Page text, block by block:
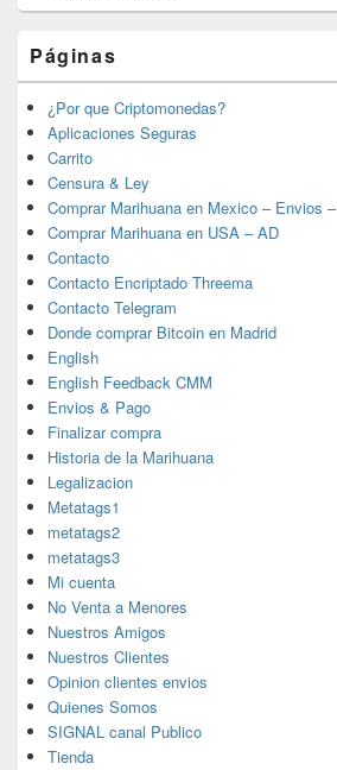
Páginas
¿Por que Criptomonedas?
Aplicaciones Seguras
Carrito
Censura & Ley
Comprar Marihuana en Mexico – Envios –
Comprar Marihuana en USA – AD
Contacto
Contacto Encriptado Threema
Contacto Telegram
Donde comprar Bitcoin en Madrid
English
English Feedback CMM
Envios & Pago
Finalizar compra
Historia de la Marihuana
Legalizacion
Metatags1
metatags2
metatags3
Mi cuenta
No Venta a Menores
Nuestros Amigos
Nuestros Clientes
Opinion clientes envios
Quienes Somos
SIGNAL canal Publico
Tienda